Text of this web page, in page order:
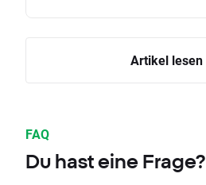
Artikel lesen
FAQ
Du hast eine Frage?